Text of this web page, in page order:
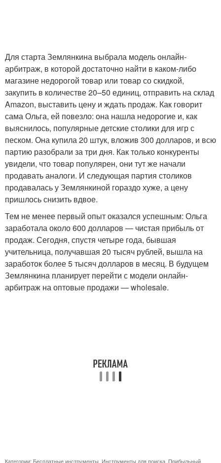
Для старта Землянкина выбрала модель онлайн-
арбитраж, в которой достаточно найти в каком-либо
магазине недорогой товар или товар со скидкой,
закупить в количестве 20–50 единиц, отправить на склад
Amazon, выставить цену и ждать продаж. Как говорит
сама Ольга, ей повезло: она нашла недорогие и, как
выяснилось, популярные детские столики для игр с
песком. Она купила 20 штук, вложив 300 долларов, и всю
партию разобрали за три дня. Как только конкуренты
увидели, что товар популярен, они тут же начали
продавать аналоги. И следующая партия столиков
продавалась у Землянкиной гораздо хуже, а цену
пришлось снизить вдвое.
Тем не менее первый опыт оказался успешным: Ольга
заработала около 600 долларов — чистая прибыль от
продаж. Сегодня, спустя четыре года, бывшая
учительница, получавшая 20 тысяч рублей, вышла на
заработок более 5 тысяч долларов в месяц. В будущем
Землянкина планирует перейти с модели онлайн-
арбитраж на оптовые продажи — wholesale.
Категории: Бесплатные инструменты Инструменты для поиска Прибыльный